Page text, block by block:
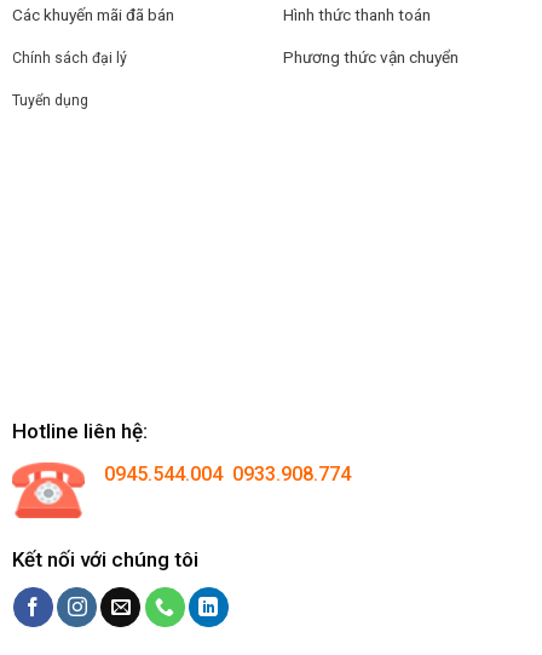
Các khuyến mãi đã bán
Chính sách đại lý
Tuyển dụng
Hình thức thanh toán
Phương thức vận chuyển
Hotline liên hệ:
0945.544.004 0933.908.774
Kết nối với chúng tôi